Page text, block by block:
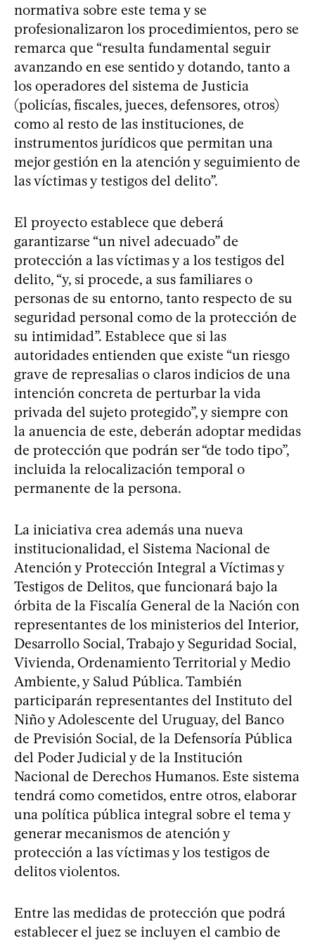
normativa sobre este tema y se
profesionalizaron los procedimientos, pero se
remarca que “resulta fundamental seguir
avanzando en ese sentido y dotando, tanto a
los operadores del sistema de Justicia
(policías, fiscales, jueces, defensores, otros)
como al resto de las instituciones, de
instrumentos jurídicos que permitan una
mejor gestión en la atención y seguimiento de
las víctimas y testigos del delito”.
El proyecto establece que deberá
garantizarse “un nivel adecuado” de
protección a las víctimas y a los testigos del
delito, “y, si procede, a sus familiares o
personas de su entorno, tanto respecto de su
seguridad personal como de la protección de
su intimidad”. Establece que si las
autoridades entienden que existe “un riesgo
grave de represalias o claros indicios de una
intención concreta de perturbar la vida
privada del sujeto protegido”, y siempre con
la anuencia de este, deberán adoptar medidas
de protección que podrán ser “de todo tipo”,
incluida la relocalización temporal o
permanente de la persona.
La iniciativa crea además una nueva
institucionalidad, el Sistema Nacional de
Atención y Protección Integral a Víctimas y
Testigos de Delitos, que funcionará bajo la
órbita de la Fiscalía General de la Nación con
representantes de los ministerios del Interior,
Desarrollo Social, Trabajo y Seguridad Social,
Vivienda, Ordenamiento Territorial y Medio
Ambiente, y Salud Pública. También
participarán representantes del Instituto del
Niño y Adolescente del Uruguay, del Banco
de Previsión Social, de la Defensoría Pública
del Poder Judicial y de la Institución
Nacional de Derechos Humanos. Este sistema
tendrá como cometidos, entre otros, elaborar
una política pública integral sobre el tema y
generar mecanismos de atención y
protección a las víctimas y los testigos de
delitos violentos.
Entre las medidas de protección que podrá
establecer el juez se incluyen el cambio de